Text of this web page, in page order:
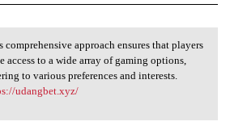
approach
comprehensive approach ensures that players
access to a wide array of gaming options,
to various preferences and interests.
udangbet.xyz/